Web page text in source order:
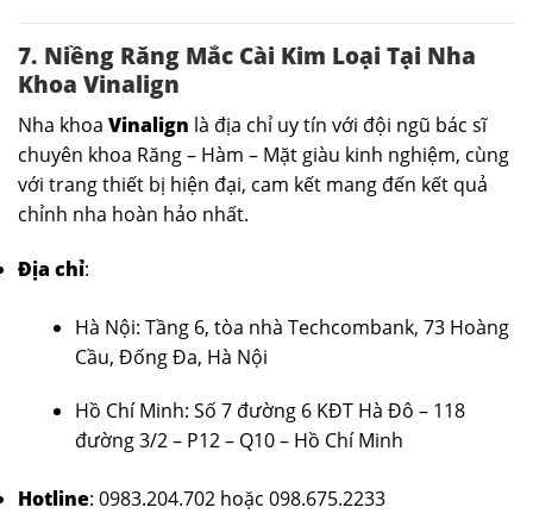
7. Niềng Răng Mắc Cài Kim Loại Tại Nha
Khoa Vinalign
Nha khoa Vinalign là địa chỉ uy tín với đội ngũ bác sĩ
chuyên khoa Răng – Hàm – Mặt giàu kinh nghiệm, cùng
với trang thiết bị hiện đại, cam kết mang đến kết quả
chỉnh nha hoàn hảo nhất.
Địa chỉ:
Hà Nội: Tầng 6, tòa nhà Techcombank, 73 Hoàng
Cầu, Đống Đa, Hà Nội
Hồ Chí Minh: Số 7 đường 6 KĐT Hà Đô – 118
đường 3/2 – P12 – Q10 – Hồ Chí Minh
Hotline: 0983.204.702 hoặc 098.675.2233